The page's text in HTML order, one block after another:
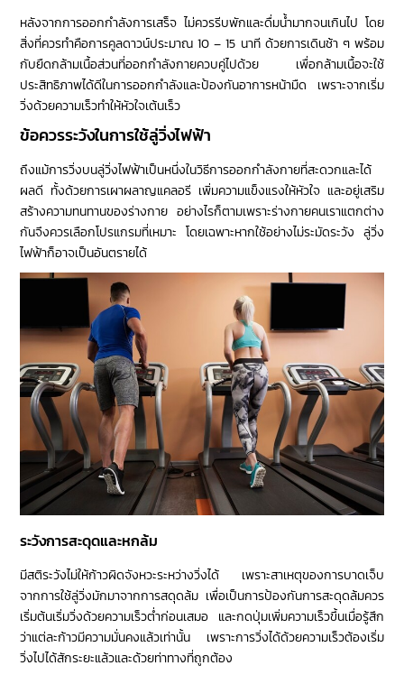
หลังจากการออกกำลังการเสร็จ ไม่ควรรีบพักและดื่มน้ำมากจนเกินไป โดย
สิ่งที่ควรทำคือการคูลดาวน์ประมาณ 10 – 15 นาที ด้วยการเดินช้า ๆ พร้อม
กับยืดกล้ามเนื้อส่วนที่ออกกำลังกายควบคู่ไปด้วย เพื่อกล้ามเนื้อจะใช้
ประสิทธิภาพได้ดีในการออกกำลังและป้องกันอาการหน้ามืด เพราะจากเริ่ม
วิ่งด้วยความเร็วทำให้หัวใจเต้นเร็ว
ข้อควรระวังในการใช้ลู่วิ่งไฟฟ้า
ถึงแม้การวิ่งบนลู่วิ่งไฟฟ้าเป็นหนึ่งในวิธีการออกกำลังกายที่สะดวกและได้
ผลดี ทั้งด้วยการเผาผลาญแคลอรี เพิ่มความแข็งแรงให้หัวใจ และอยู่เสริม
สร้างความทนทานของร่างกาย อย่างไรก็ตามเพราะร่างกายคนเราแตกต่าง
กันจึงควรเลือกโปรแกรมที่เหมาะ โดยเฉพาะหากใช้อย่างไม่ระมัดระวัง ลู่วิ่ง
ไฟฟ้าก็อาจเป็นอันตรายได้
ระวังการสะดุดและหกล้ม
มีสติระวังไม่ให้ก้าวผิดจังหวะระหว่างวิ่งได้ เพราะสาเหตุของการบาดเจ็บ
จากการใช้ลู่วิ่งมักมาจากการสดุดล้ม เพื่อเป็นการป้องกันการสะดุดล้มควร
เริ่มต้นเริ่มวิ่งด้วยความเร็วต่ำก่อนเสมอ และกดปุ่มเพิ่มความเร็วขึ้นเมื่อรู้สึก
ว่าแต่ละก้าวมีความมั่นคงแล้วเท่านั้น เพราะการวิ่งได้ด้วยความเร็วต้องเริ่ม
วิ่งไปได้สักระยะแล้วและด้วยท่าทางที่ถูกต้อง